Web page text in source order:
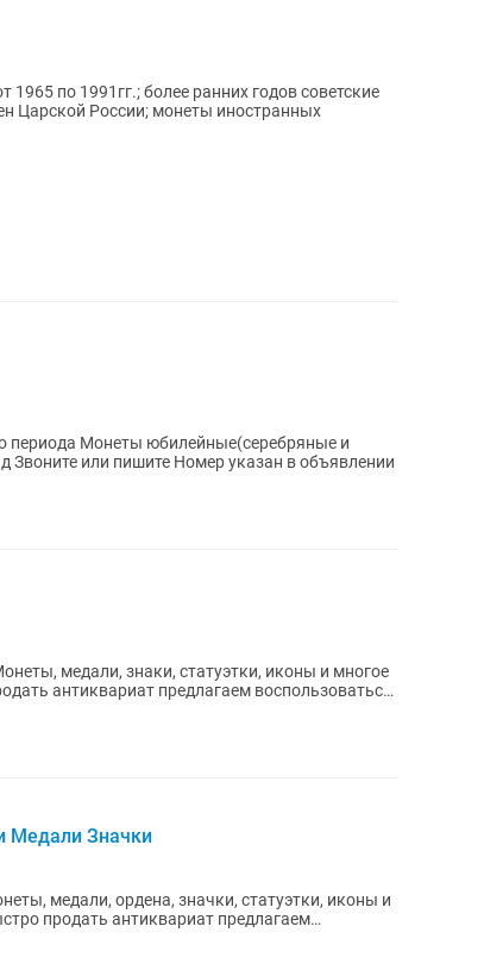
по 1991гг.; более ранних годов советские
Царской России; монеты иностранных
периода Монеты юбилейные(серебряные и
золотые) Каслинское литье, значки,вазы и т.д Звоните или пишите Номер указан в объявлении
медали, знаки, статуэтки, иконы и многое
антиквариат предлагаем воспользоваться
Медали Значки
медали, ордена, значки, статуэтки, иконы и
продать антиквариат предлагаем